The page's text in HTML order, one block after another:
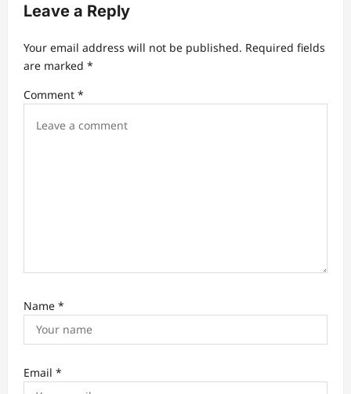
g
a
t
i
Leave a Reply
Your email address will not be published. Required fields
are marked *
Comment *
Name *
Email *